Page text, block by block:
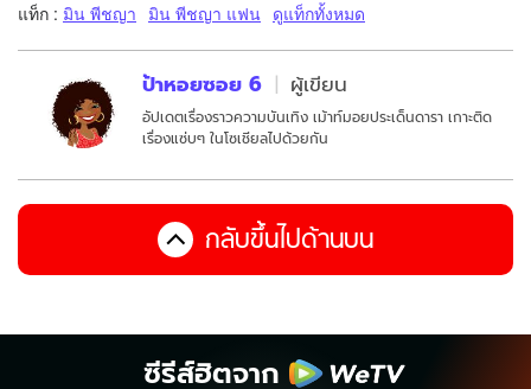
แท็ก : มิน พีชญา มิน พีชญา แฟน ดูแท็กทั้งหมด
ป้าหอยซอย 6 ผู้เขียน
อัปเดตเรื่องราวความบันเทิง เม้าท์มอยประเด็นดารา เกาะติด
เรื่องแซ่บๆ ในโซเชียลไปด้วยกัน
กลับขึ้นไปด้านบน
ซีรีส์ฮิตจาก